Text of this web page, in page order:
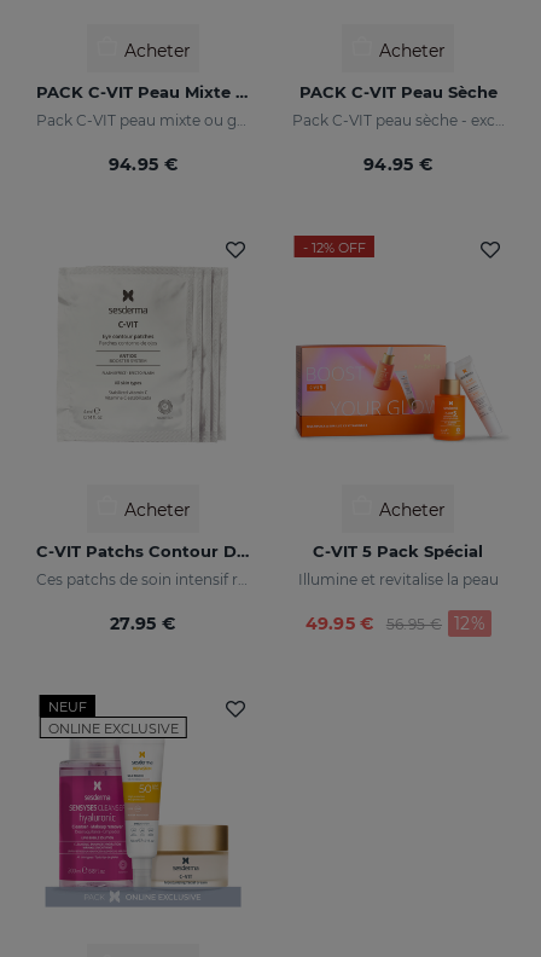
Acheter
PACK C-VIT Peau Mixte Ou Grasse
Pack C-VIT peau mixte ou grasse - exclusif en ligne
94.95 €
Acheter
PACK C-VIT Peau Sèche
Pack C-VIT peau sèche - exclusif en ligne
94.95 €
Acheter
C-VIT Patchs Contour Des Yeux
Ces patchs de soin intensif redonneront à votre regard un aspect éclatant de santé et rehausseront son éclat
27.95 €
- 12% OFF
Acheter
C-VIT 5 Pack Spécial
Illumine et revitalise la peau
Price reduced
56.95 €
to 12%
49.95 €
NEUF
ONLINE EXCLUSIVE